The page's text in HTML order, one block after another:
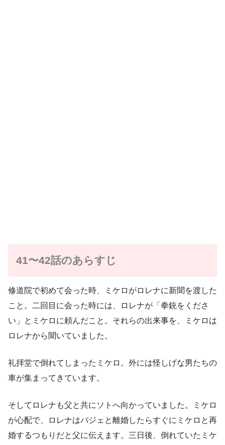
41〜42話のあらすじ
修道院で初めて会った時、ミケロがロレナに新聞を渡した
こと。二回目に会った時には、ロレナが「拳銃をくださ
い」とミケロに頼んだこと。それらの出来事を、ミケロは
ロレナから聞いていました。
礼拝堂で倒れてしまったミケロ。外には怪しげな男たちの
車が集まってきています。
そしてロレナも父と共にソトへ向かっていました。ミケロ
が心配で、ロレナはバジェと離婚したらすぐにミケロと再
婚するつもりだと父に伝えます。三日後、倒れていたミケ